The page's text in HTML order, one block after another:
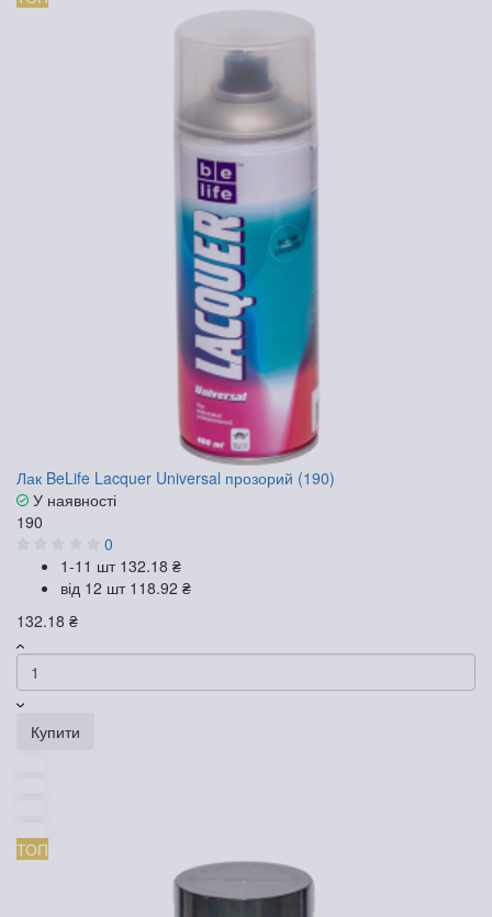
Лак BeLife Lacquer Universal прозорий (190)
У наявності
190
0
1-11 шт 132.18 ₴
від 12 шт 118.92 ₴
132.18 ₴
Купити
ТОП